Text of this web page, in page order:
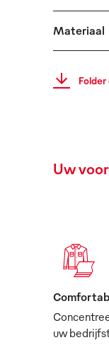
Materiaal
Uw
uw